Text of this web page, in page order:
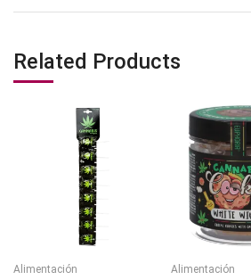
Related Products
Alimentación Alimentación